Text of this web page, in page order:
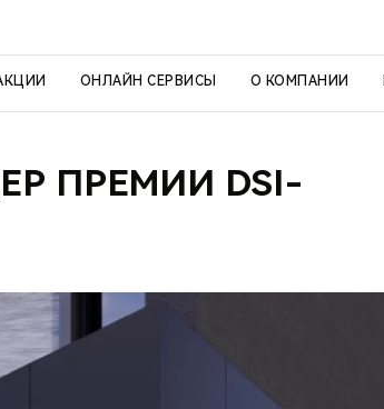
ОНЛАЙН СЕРВИСЫ О КОМПАНИИ
ПРЕМИИ DSI-